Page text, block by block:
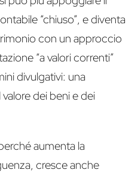
“chiuso”, e diventa
con un approccio
“a valori correnti”
divulgativi: una
dei beni e dei
aumenta la
cresce anche